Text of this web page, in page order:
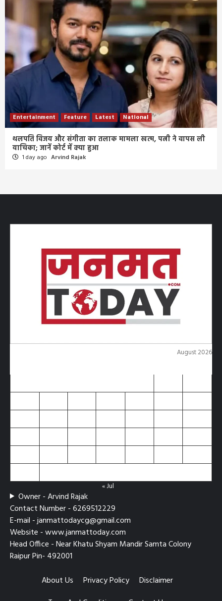
Entertainment Feature Latest National
थलपति विजय और संगीता का तलाक मामला खत्म, पत्नी ने वापस ली
याचिका; जानें कोर्ट में क्या हुआ
1 day ago Arvind Rajak
August 2026
« Jul
Owner - Arvind Rajak
Contact Number - 6269512229
E-mail - janmattodaycg@gmail.com
Website - www.janmattoday.com
Head Office - Near Khatu Shyam Mandir Samta Colony
Raipur Pin- 492001
About Us
Privacy Policy
Disclaimer